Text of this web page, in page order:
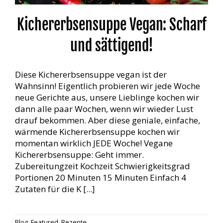
Kichererbsensuppe Vegan: Scharf
und sättigend!
Diese Kichererbsensuppe vegan ist der
Wahnsinn! Eigentlich probieren wir jede Woche
neue Gerichte aus, unsere Lieblinge kochen wir
dann alle paar Wochen, wenn wir wieder Lust
drauf bekommen. Aber diese geniale, einfache,
wärmende Kichererbsensuppe kochen wir
momentan wirklich JEDE Woche! Vegane
Kichererbsensuppe: Geht immer.
Zubereitungzeit Kochzeit Schwierigkeitsgrad
Portionen 20 Minuten 15 Minuten Einfach 4
Zutaten für die K [...]